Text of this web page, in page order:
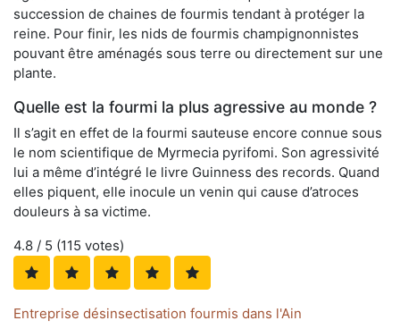
succession de chaines de fourmis tendant à protéger la
reine. Pour finir, les nids de fourmis champignonnistes
pouvant être aménagés sous terre ou directement sur une
plante.
Quelle est la fourmi la plus agressive au monde ?
Il s’agit en effet de la fourmi sauteuse encore connue sous
le nom scientifique de Myrmecia pyrifomi. Son agressivité
lui a même d’intégré le livre Guinness des records. Quand
elles piquent, elle inocule un venin qui cause d’atroces
douleurs à sa victime.
4.8 / 5 (115 votes)
Entreprise désinsectisation fourmis dans l'Ain